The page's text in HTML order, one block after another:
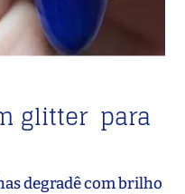
glitter para
degradê com brilho